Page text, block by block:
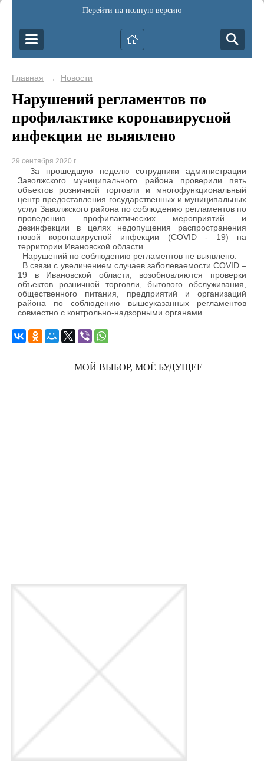
Перейти на полную версию
Главная → Новости
Нарушений регламентов по
профилактике коронавирусной
инфекции не выявлено
29 сентября 2020 г.
За прошедшую неделю сотрудники администрации
Заволжского муниципального района проверили пять
объектов розничной торговли и многофункциональный
центр предоставления государственных и муниципальных
услуг Заволжского района по соблюдению регламентов по
проведению профилактических мероприятий и
дезинфекции в целях недопущения распространения
новой коронавирусной инфекции (COVID - 19) на
территории Ивановской области.
Нарушений по соблюдению регламентов не выявлено.
В связи с увеличением случаев заболеваемости COVID –
19 в Ивановской области, возобновляются проверки
объектов розничной торговли, бытового обслуживания,
общественного питания, предприятий и организаций
района по соблюдению вышеуказанных регламентов
совместно с контрольно-надзорными органами.
МОЙ ВЫБОР, МОЁ БУДУЩЕЕ